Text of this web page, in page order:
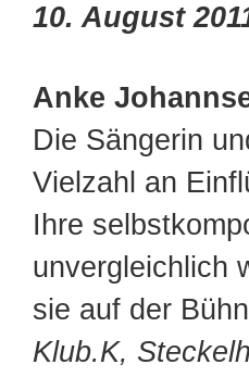
10. August
Anke
Die Sängerin
Vielzahl an
Ihre
unvergleichlich
sie auf der
Klub.K,